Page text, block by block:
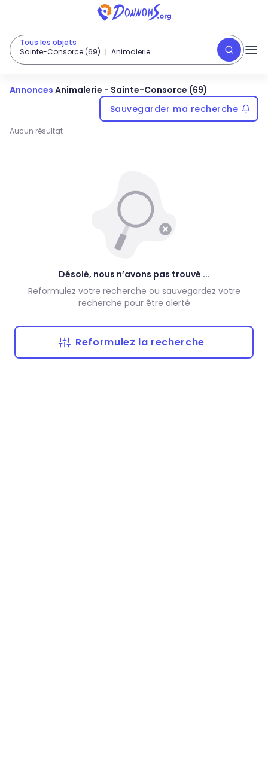
Tous les objets
Sainte-Consorce (69)
Animalerie
Annonces Animalerie - Sainte-Consorce (69)
Sauvegarder ma recherche
Aucun résultat
Désolé, nous n’avons pas trouvé ...
Reformulez votre recherche ou sauvegardez votre
recherche pour être alerté
Reformulez la recherche